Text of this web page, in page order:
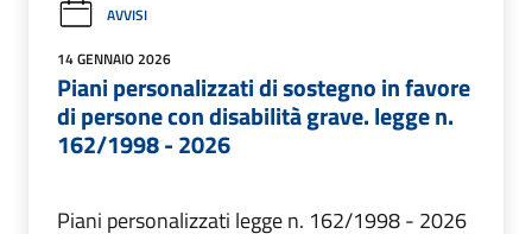
AVVISI
14 GENNAIO 2026
Piani personalizzati di sostegno in favore
di persone con disabilità grave. legge n.
162/1998 - 2026
Piani personalizzati legge n. 162/1998 - 2026